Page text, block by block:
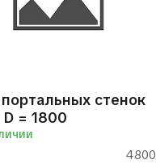
стенок
= 1800
4800